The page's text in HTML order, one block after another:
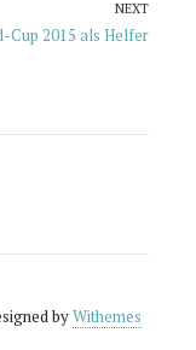
NEXT
Cup 2015 als Helfer
byWithemes